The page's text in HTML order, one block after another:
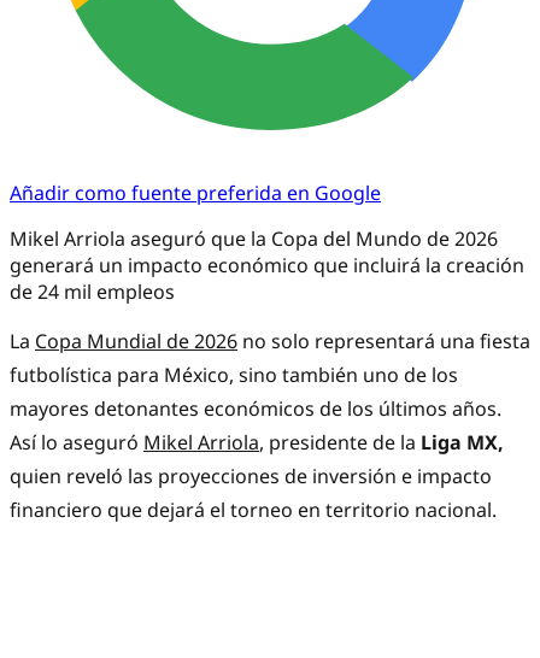
Añadir como fuente preferida en Google
Mikel Arriola aseguró que la Copa del Mundo de 2026
generará un impacto económico que incluirá la creación
de 24 mil empleos
La Copa Mundial de 2026 no solo representará una fiesta
futbolística para México, sino también uno de los
mayores detonantes económicos de los últimos años.
Así lo aseguró Mikel Arriola, presidente de la Liga MX,
quien reveló las proyecciones de inversión e impacto
financiero que dejará el torneo en territorio nacional.